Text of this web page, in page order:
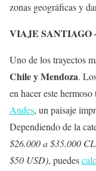
zonas geográficas y
VIAJE SANTIAGO
Uno de los trayectos
Chile y Mendoza.
en hacer este
Andes, un paisaje
Dependiendo de la
$26.000 a $35.000
$50 USD), puedes